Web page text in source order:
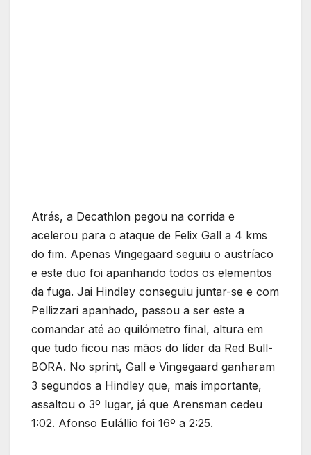
Atrás, a Decathlon pegou na corrida e
acelerou para o ataque de Felix Gall a 4 kms
do fim. Apenas Vingegaard seguiu o austríaco
e este duo foi apanhando todos os elementos
da fuga. Jai Hindley conseguiu juntar-se e com
Pellizzari apanhado, passou a ser este a
comandar até ao quilómetro final, altura em
que tudo ficou nas mãos do líder da Red Bull-
BORA. No sprint, Gall e Vingegaard ganharam
3 segundos a Hindley que, mais importante,
assaltou o 3º lugar, já que Arensman cedeu
1:02. Afonso Eulállio foi 16º a 2:25.